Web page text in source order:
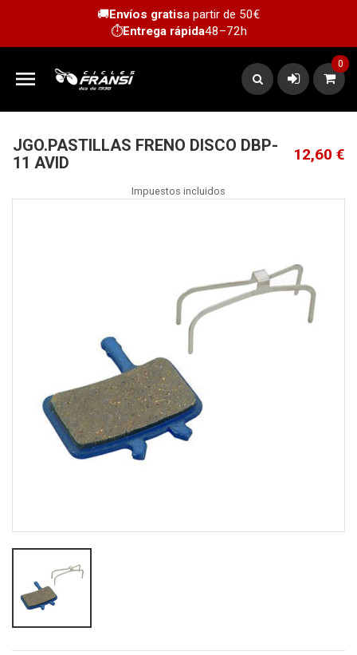
🚚Envíos gratisa partir de 50€
⏱️Entrega rápida48–72h

0
JGO.PASTILLAS FRENO DISCO DBP-
11 AVID
12,60 €
Impuestos incluidos